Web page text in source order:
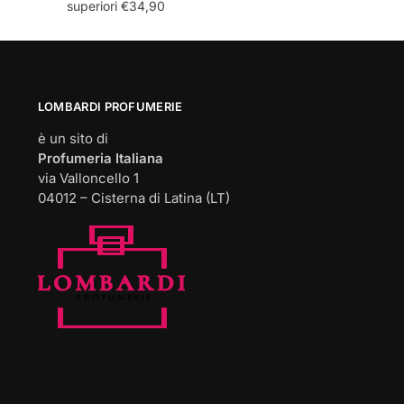
superiori €34,90
LOMBARDI PROFUMERIE
è un sito di
Profumeria Italiana
via Valloncello 1
04012 – Cisterna di Latina (LT)